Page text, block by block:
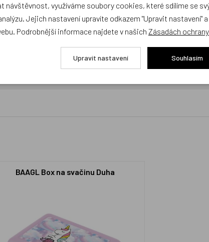
hodnocení, buďte první, kdo produkt ohodnotí!
BAAGL Box na svačinu Duha
návštěvnost, využíváme soubory cookies, které sdílíme se
Jejich nastavení upravíte odkazem "Upravit nastavení"
Podrobnější informace najdete v našich Zásadách
Upravit nastavení Souhlasím